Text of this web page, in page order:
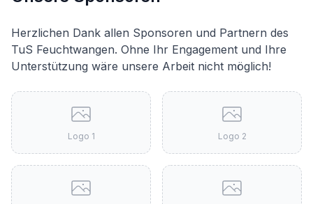
Herzlichen Dank allen Sponsoren und Partnern des
TuS Feuchtwangen. Ohne Ihr Engagement und Ihre
Unterstützung wäre unsere Arbeit nicht möglich!
Logo 1 Logo 2